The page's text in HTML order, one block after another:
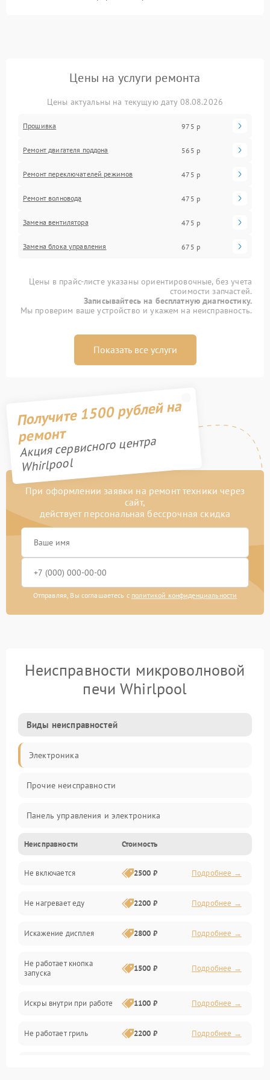
Цены на услуги ремонта
Цены актуальны на текущую дату 08.08.2026
Прошивка 975 р
Ремонт двигателя поддона 565 р
Ремонт переключателей режимов 475 р
Ремонт волновода 475 р
Замена вентилятора 475 р
Замена блока управления 675 р
Цены в прайс-листе указаны ориентировочные, без учета
стоимости запчастей.
Записывайтесь на бесплатную диагностику.
Мы проверим ваше устройство и укажем на неисправность.
Показать все услуги
Получите 1500 рублей на
ремонт
Акция сервисного центра
Whirlpool
При оформлении заявки на ремонт техники через
сайт,
действует персональная бессрочная скидка
Отправляя, Вы соглашаетесь с политикой конфиденциальности
Неисправности микроволновой
печи Whirlpool
Виды неисправностей
Электроника
Прочие неисправности
Панель управления и электроника
Дверца и корпус
Механика и внутренние элементы
Механические повреждения
Питание и запуск
Нагрев и приготовление
Программное обеспечение
Неисправности Стоимость
Не включается 2500 ₽ Подробнее →
Не нагревает еду 2200 ₽ Подробнее →
Искажение дисплея 2800 ₽ Подробнее →
Не работает кнопка
запуска
1500 ₽ Подробнее →
Искры внутри при работе 1100 ₽ Подробнее →
Не работает гриль 2200 ₽ Подробнее →